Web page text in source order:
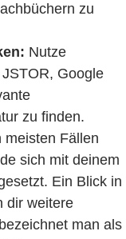
zu
Nutze
Google
zu finden.
meisten Fällen
sich mit deinem
Ein Blick in
dir weitere
man als